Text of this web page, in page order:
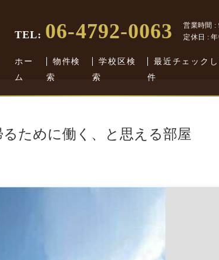
TEL: 06-4792-0063
営業時間 :
定休日 :
ホー
ム
物件検
索
学校区検
索
最近チェック
件
ために働く、と思える部屋